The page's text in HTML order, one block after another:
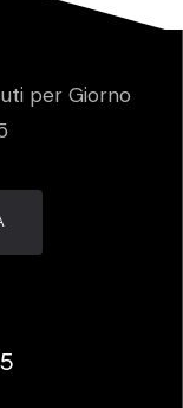
per Giorno